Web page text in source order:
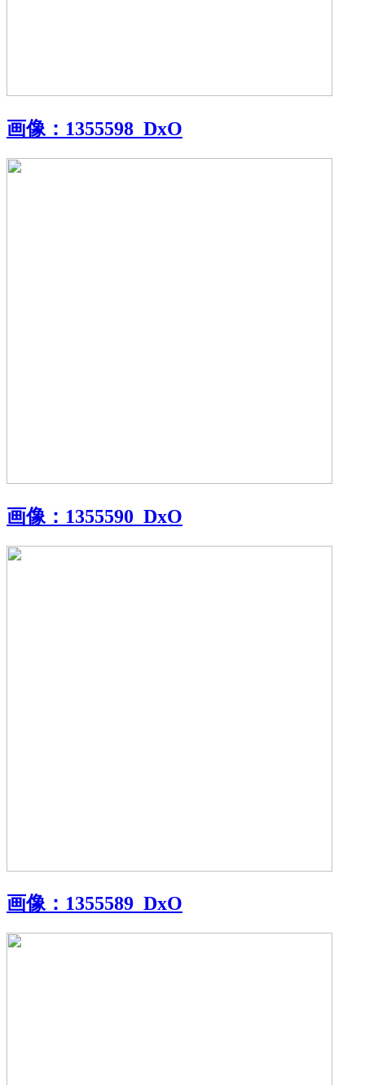
画像： 1355598_DxO
画像： 1355590_DxO
画像： 1355589_DxO